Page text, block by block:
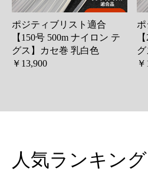
ポジティブリスト適合
【150号 500m ナイロン テ
グス】カセ巻 乳白色
￥13,900
人気ランキング